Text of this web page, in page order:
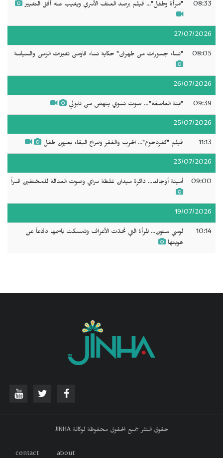
08:33 "امرأة وطفل"... فيلم يرصد العنف الأسري ويغيب عنه أفق التغيير
27/07/2026
08:05 "نساء جسورات من طهران" حكاية نساء قاومن تغيرات الزمن والسياسة
26/07/2026
09:39 "ابنة العاصفة"… صوت نسوي ينهض من نابولي
25/07/2026
11:13 فيلم "كفرناحوم"... الحرب والفقر وصراع البقاء بعيون طفل
23/07/2026
09:00 أمينة أوجاك... ذاكرة ميدان غلطة سراي وصوت العدالة للمختفين قسراً
19/07/2026
10:14
لوسي ستون... المرأة التي تحدّت الأعراف وتمسكت باسمها دفاعاً عن
هويتها
حقوق النشر جميع الحقوق محفوظة لوكالة JINHA
about
contact